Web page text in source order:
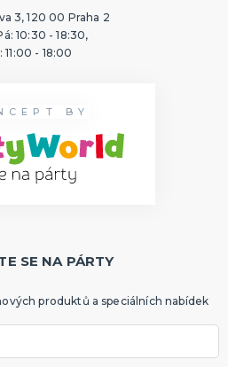
3, 120 00 Praha 2
10:30 - 18:30,
11:00 - 18:00
BY
SE NA PÁRTY
produktů a speciálních nabídek